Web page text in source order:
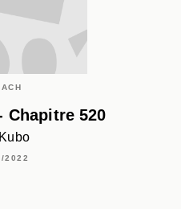
Chapitre 520
2022